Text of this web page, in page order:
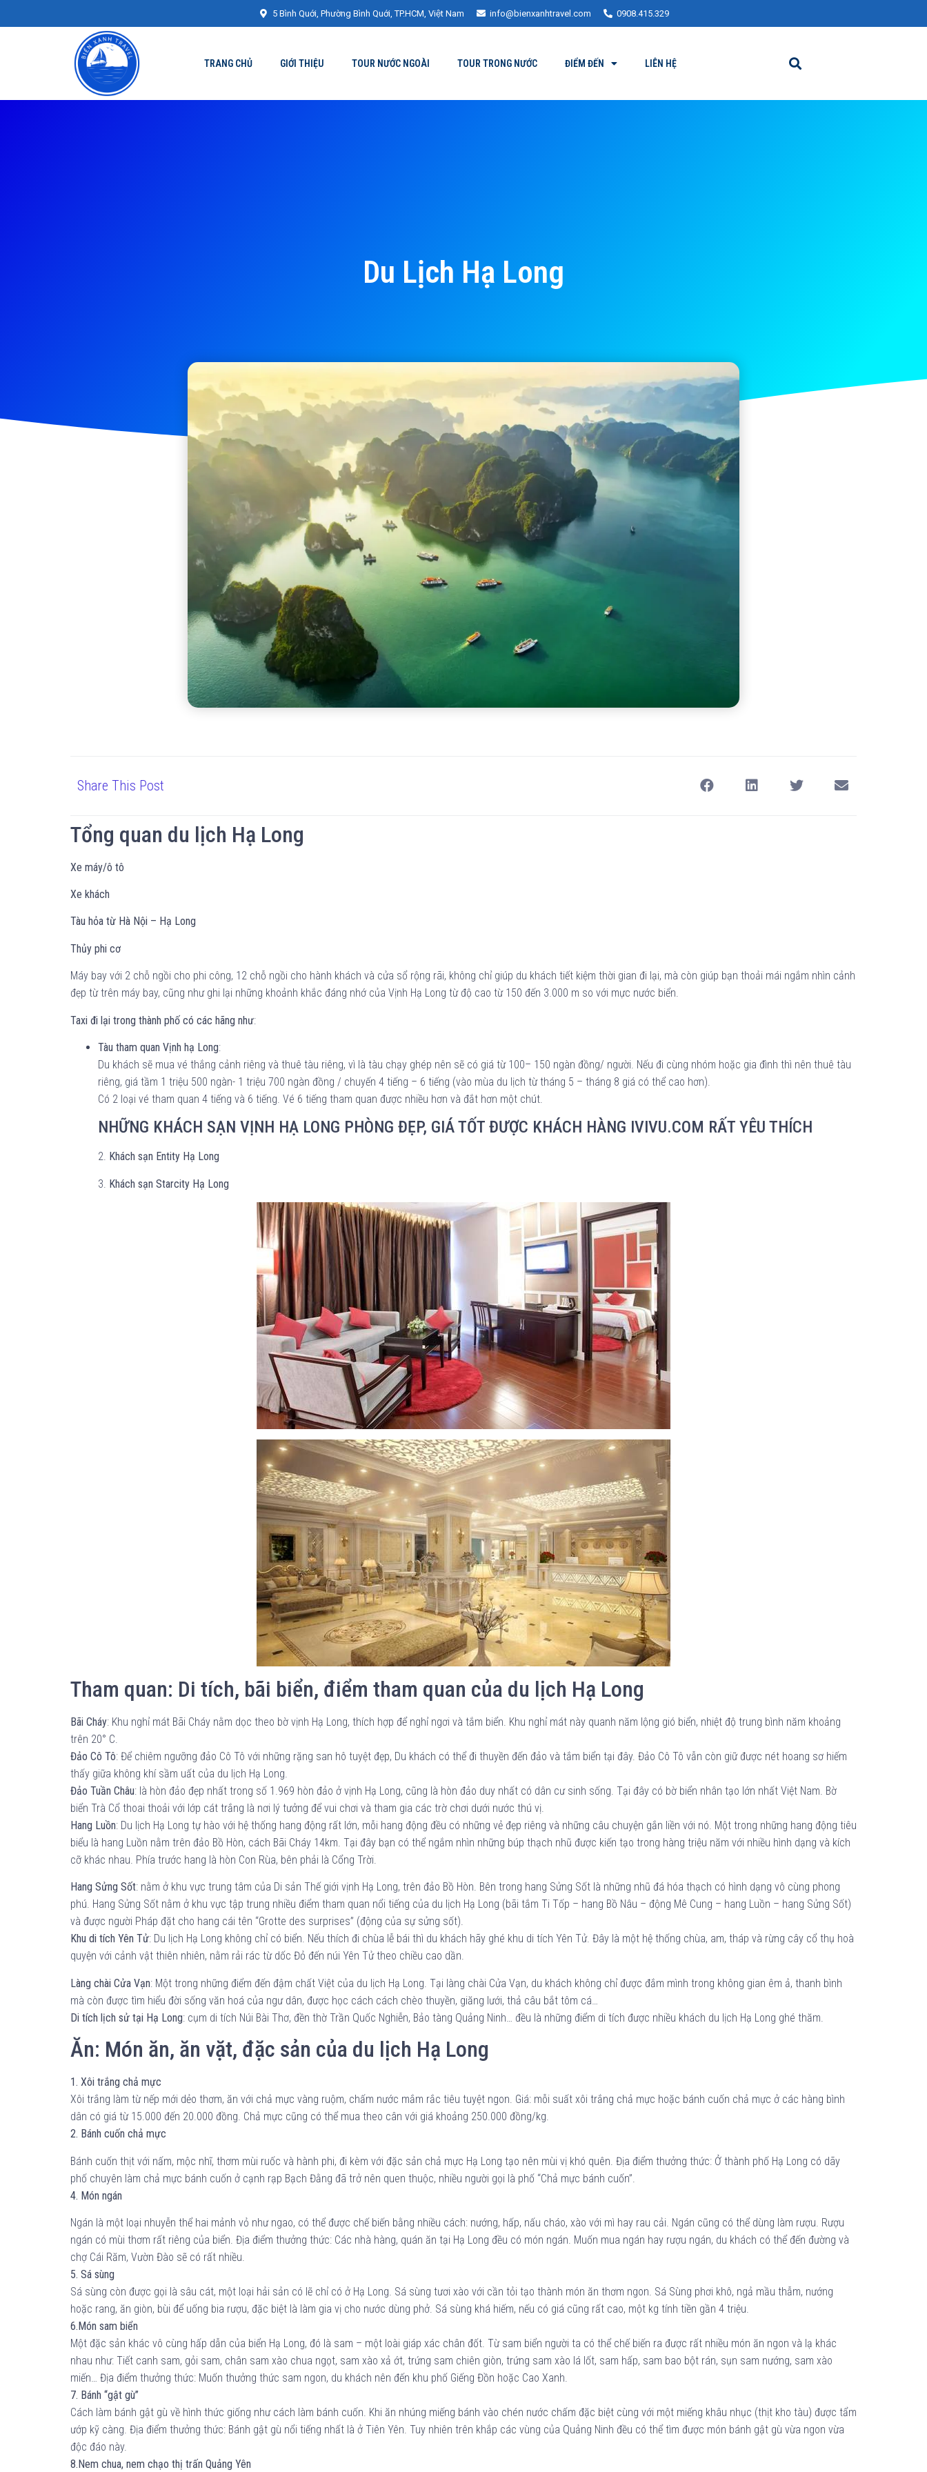
5 Bình Quới, Phường Bình Quới, TP.HCM, Việt Nam info@bienxanhtravel.com 0908.415.329
TRANG CHỦ GIỚI THIỆU TOUR NƯỚC NGOÀI TOUR TRONG NƯỚC ĐIỂM ĐẾN LIÊN HỆ
Du Lịch Hạ Long
Share This Post
Tổng quan du lịch Hạ Long
Xe máy/ô tô
Xe khách
Tàu hỏa từ Hà Nội – Hạ Long
Thủy phi cơ
Máy bay với 2 chỗ ngồi cho phi công, 12 chỗ ngồi cho hành khách và cửa sổ rộng rãi, không chỉ giúp du khách tiết kiệm thời gian đi lại, mà còn giúp bạn thoải mái ngắm nhìn cảnh
đẹp từ trên máy bay, cũng như ghi lại những khoảnh khắc đáng nhớ của Vịnh Hạ Long từ độ cao từ 150 đến 3.000 m so với mực nước biển.
Taxi đi lại trong thành phố có các hãng như:
Tàu tham quan Vịnh hạ Long:
Du khách sẽ mua vé thắng cảnh riêng và thuê tàu riêng, vì là tàu chạy ghép nên sẽ có giá từ 100– 150 ngàn đồng/ người. Nếu đi cùng nhóm hoặc gia đình thì nên thuê tàu
riêng, giá tầm 1 triệu 500 ngàn- 1 triệu 700 ngàn đồng / chuyến 4 tiếng – 6 tiếng (vào mùa du lịch từ tháng 5 – tháng 8 giá có thể cao hơn).
Có 2 loại vé tham quan 4 tiếng và 6 tiếng. Vé 6 tiếng tham quan được nhiều hơn và đắt hơn một chút.
NHỮNG KHÁCH SẠN VỊNH HẠ LONG PHÒNG ĐẸP, GIÁ TỐT ĐƯỢC KHÁCH HÀNG IVIVU.COM RẤT YÊU THÍCH
2. Khách sạn Entity Hạ Long
3. Khách sạn Starcity Hạ Long
Tham quan: Di tích, bãi biển, điểm tham quan của du lịch Hạ Long
Bãi Cháy: Khu nghỉ mát Bãi Cháy nằm dọc theo bờ vịnh Hạ Long, thích hợp để nghỉ ngơi và tắm biển. Khu nghỉ mát này quanh năm lộng gió biển, nhiệt độ trung bình năm khoảng
trên 20° C.
Đảo Cô Tô: Để chiêm ngưỡng đảo Cô Tô với những rặng san hô tuyệt đẹp, Du khách có thể đi thuyền đến đảo và tắm biển tại đây. Đảo Cô Tô vẫn còn giữ được nét hoang sơ hiếm
thấy giữa không khí sầm uất của du lịch Hạ Long.
Đảo Tuần Châu: là hòn đảo đẹp nhất trong số 1.969 hòn đảo ở vịnh Hạ Long, cũng là hòn đảo duy nhất có dân cư sinh sống. Tại đây có bờ biển nhân tạo lớn nhất Việt Nam. Bờ
biển Trà Cổ thoai thoải với lớp cát trắng là nơi lý tưởng để vui chơi và tham gia các trờ chơi dưới nước thú vị.
Hang Luồn: Du lịch Hạ Long tự hào với hệ thống hang động rất lớn, mỗi hang động đều có những vẻ đẹp riêng và những câu chuyện gắn liền với nó. Một trong những hang động tiêu
biểu là hang Luồn nằm trên đảo Bồ Hòn, cách Bãi Cháy 14km. Tại đây bạn có thể ngắm nhìn những búp thạch nhũ được kiến tạo trong hàng triệu năm với nhiều hình dạng và kích
cỡ khác nhau. Phía trước hang là hòn Con Rùa, bên phải là Cổng Trời.
Hang Sửng Sốt: nằm ở khu vực trung tâm của Di sản Thế giới vịnh Hạ Long, trên đảo Bồ Hòn. Bên trong hang Sửng Sốt là những nhũ đá hóa thạch có hình dạng vô cùng phong
phú. Hang Sửng Sốt nằm ở khu vực tập trung nhiều điểm tham quan nổi tiếng của du lịch Hạ Long (bãi tắm Ti Tốp – hang Bồ Nâu – động Mê Cung – hang Luồn – hang Sửng Sốt)
và được người Pháp đặt cho hang cái tên “Grotte des surprises” (động của sự sửng sốt).
Khu di tích Yên Tử: Du lịch Hạ Long không chỉ có biển. Nếu thích đi chùa lễ bái thì du khách hãy ghé khu di tích Yên Tử. Đây là một hệ thống chùa, am, tháp và rừng cây cổ thụ hoà
quyện với cảnh vật thiên nhiên, nằm rải rác từ dốc Đỏ đến núi Yên Tử theo chiều cao dần.
Làng chài Cửa Vạn: Một trong những điểm đến đậm chất Việt của du lịch Hạ Long. Tại làng chài Cửa Vạn, du khách không chỉ được đắm mình trong không gian êm ả, thanh bình
mà còn được tìm hiểu đời sống văn hoá của ngư dân, được học cách cách chèo thuyền, giăng lưới, thả câu bắt tôm cá…
Di tích lịch sử tại Hạ Long: cụm di tích Núi Bài Thơ, đền thờ Trần Quốc Nghiễn, Bảo tàng Quảng Ninh… đều là những điểm di tích được nhiều khách du lịch Hạ Long ghé thăm.
Ăn: Món ăn, ăn vặt, đặc sản của du lịch Hạ Long
1. Xôi trắng chả mực
Xôi trắng làm từ nếp mới dẻo thơm, ăn với chả mực vàng ruộm, chấm nước mắm rắc tiêu tuyệt ngon. Giá: mỗi suất xôi trắng chả mực hoặc bánh cuốn chả mực ở các hàng bình
dân có giá từ 15.000 đến 20.000 đồng. Chả mực cũng có thể mua theo cân với giá khoảng 250.000 đồng/kg.
2. Bánh cuốn chả mực
Bánh cuốn thịt với nấm, mộc nhĩ, thơm mùi ruốc và hành phi, đi kèm với đặc sản chả mực Hạ Long tạo nên mùi vị khó quên. Địa điểm thưởng thức: Ở thành phố Hạ Long có dãy
phố chuyên làm chả mực bánh cuốn ở cạnh rạp Bạch Đằng đã trở nên quen thuộc, nhiều người gọi là phố “Chả mực bánh cuốn”.
4. Món ngán
Ngán là một loại nhuyễn thể hai mảnh vỏ như ngao, có thể được chế biến bằng nhiều cách: nướng, hấp, nấu cháo, xào với mì hay rau cải. Ngán cũng có thể dùng làm rượu. Rượu
ngán có mùi thơm rất riêng của biển. Địa điểm thưởng thức: Các nhà hàng, quán ăn tại Hạ Long đều có món ngán. Muốn mua ngán hay rượu ngán, du khách có thể đến đường và
chợ Cái Răm, Vườn Đào sẽ có rất nhiều.
5. Sá sùng
Sá sùng còn được gọi là sâu cát, một loại hải sản có lẽ chỉ có ở Hạ Long. Sá sùng tươi xào với cần tỏi tạo thành món ăn thơm ngon. Sá Sùng phơi khô, ngả mầu thẫm, nướng
hoặc rang, ăn giòn, bùi để uống bia rượu, đặc biệt là làm gia vị cho nước dùng phở. Sá sùng khá hiếm, nếu có giá cũng rất cao, một kg tính tiền gần 4 triệu.
6.Món sam biển
Một đặc sản khác vô cùng hấp dẫn của biển Hạ Long, đó là sam – một loài giáp xác chân đốt. Từ sam biển người ta có thể chế biến ra được rất nhiều món ăn ngon và lạ khác
nhau như: Tiết canh sam, gỏi sam, chân sam xào chua ngọt, sam xào xả ớt, trứng sam chiên giòn, trứng sam xào lá lốt, sam hấp, sam bao bột rán, sụn sam nướng, sam xào
miến… Địa điểm thưởng thức: Muốn thưởng thức sam ngon, du khách nên đến khu phố Giếng Đồn hoặc Cao Xanh.
7. Bánh “gật gù”
Cách làm bánh gật gù về hình thức giống như cách làm bánh cuốn. Khi ăn nhúng miếng bánh vào chén nước chấm đặc biệt cùng với một miếng khâu nhục (thịt kho tàu) được tẩm
ướp kỹ càng. Địa điểm thưởng thức: Bánh gật gù nổi tiếng nhất là ở Tiên Yên. Tuy nhiên trên khắp các vùng của Quảng Ninh đều có thể tìm được món bánh gật gù vừa ngon vừa
độc đáo này.
8.Nem chua, nem chạo thị trấn Quảng Yên